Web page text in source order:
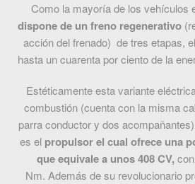
Como la mayoría de los vehículos
dispone de un freno regenerativo
acción del frenado) de tres etapas,
hasta un cuarenta por ciento de la
Estéticamente esta variante
combustión (cuenta con la misma
parra conductor y dos
es elpropulsor el cual ofrece una
que equivale a unos 408 CV,
Nm. Además de su revolucionario